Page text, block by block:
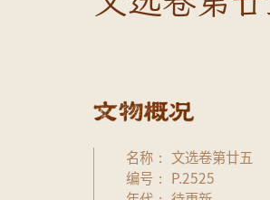
名称
文选卷第廿五
编号
P.2525